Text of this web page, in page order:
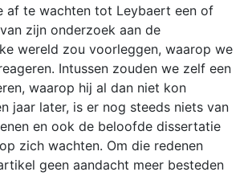
af te wachten tot Leybaert een of
zijn onderzoek aan de
wereld zou voorleggen, waarop we
Intussen zouden we zelf een
waarop hij al dan niet kon
jaar later, is er nog steeds niets van
en ook de beloofde dissertatie
zich wachten. Om die redenen
geen aandacht meer besteden